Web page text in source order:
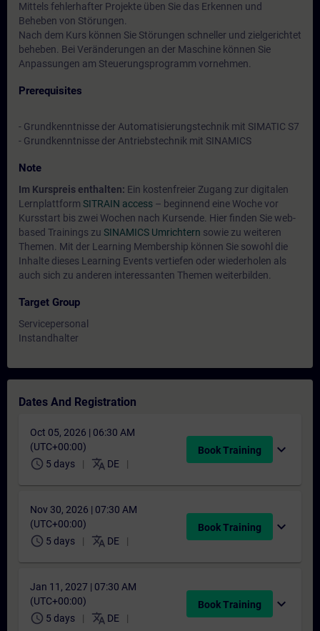
Mittels fehlerhafter Projekte üben Sie das Erkennen und
Beheben von Störungen.
Nach dem Kurs können Sie Störungen schneller und zielgerichtet
beheben. Bei Veränderungen an der Maschine können Sie
Anpassungen am Steuerungsprogramm vornehmen.
Prerequisites
- Grundkenntnisse der Automatisierungstechnik mit SIMATIC S7
- Grundkenntnisse der Antriebstechnik mit SINAMICS
Note
Im Kurspreis enthalten: Ein kostenfreier Zugang zur digitalen
Lernplattform SITRAIN access – beginnend eine Woche vor
Kursstart bis zwei Wochen nach Kursende. Hier finden Sie web-
based Trainings zu SINAMICS Umrichtern sowie zu weiteren
Themen. Mit der Learning Membership können Sie sowohl die
Inhalte dieses Learning Events vertiefen oder wiederholen als
auch sich zu anderen interessanten Themen weiterbilden.
Target Group
Servicepersonal
Instandhalter
Dates And Registration
Oct 05, 2026 | 06:30 AM
(UTC+00:00)
schedule 5 days translate DE
Book Training expand_more
Nov 30, 2026 | 07:30 AM
(UTC+00:00)
schedule 5 days translate DE
Book Training expand_more
Jan 11, 2027 | 07:30 AM
(UTC+00:00)
schedule 5 days translate DE
Book Training expand_more